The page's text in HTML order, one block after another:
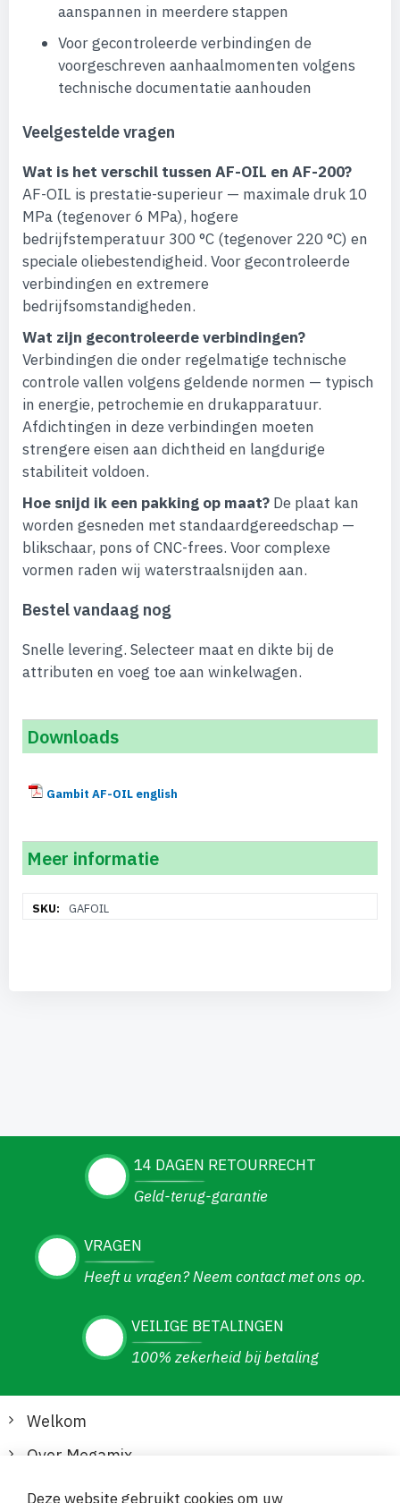
aanspannen in meerdere stappen
Voor gecontroleerde verbindingen de
voorgeschreven aanhaalmomenten volgens
technische documentatie aanhouden
Veelgestelde vragen
Wat is het verschil tussen AF-OIL en AF-200?
AF-OIL is prestatie-superieur — maximale druk 10
MPa (tegenover 6 MPa), hogere
bedrijfstemperatuur 300 °C (tegenover 220 °C) en
speciale oliebestendigheid. Voor gecontroleerde
verbindingen en extremere
bedrijfsomstandigheden.
Wat zijn gecontroleerde verbindingen?
Verbindingen die onder regelmatige technische
controle vallen volgens geldende normen — typisch
in energie, petrochemie en drukapparatuur.
Afdichtingen in deze verbindingen moeten
strengere eisen aan dichtheid en langdurige
stabiliteit voldoen.
Hoe snijd ik een pakking op maat? De plaat kan
worden gesneden met standaardgereedschap —
blikschaar, pons of CNC-frees. Voor complexe
vormen raden wij waterstraalsnijden aan.
Bestel vandaag nog
Snelle levering. Selecteer maat en dikte bij de
attributen en voeg toe aan winkelwagen.
Downloads
Gambit AF-OIL english
Meer informatie
informatieGAFOIL
14 DAGEN RETOURRECHT
Geld-terug-garantie
VRAGEN
Heeft u vragen? Neem contact met ons op.
VEILIGE BETALINGEN
100% zekerheid bij betaling
Welkom
Over Megamix
Informatie
Deze website gebruikt cookies om uw